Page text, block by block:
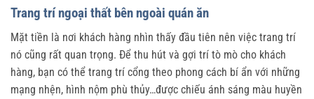
Trang trí ngoại thất bên ngoài quán ăn
Mặt tiền là nơi khách hàng nhìn thấy đầu tiên nên việc trang trí
nó cũng rất quan trọng. Để thu hút và gợi trí tò mò cho khách
hàng, bạn có thể trang trí cổng theo phong cách bí ẩn với những
mạng nhện, hình nộm phù thủy…được chiếu ánh sáng màu huyền